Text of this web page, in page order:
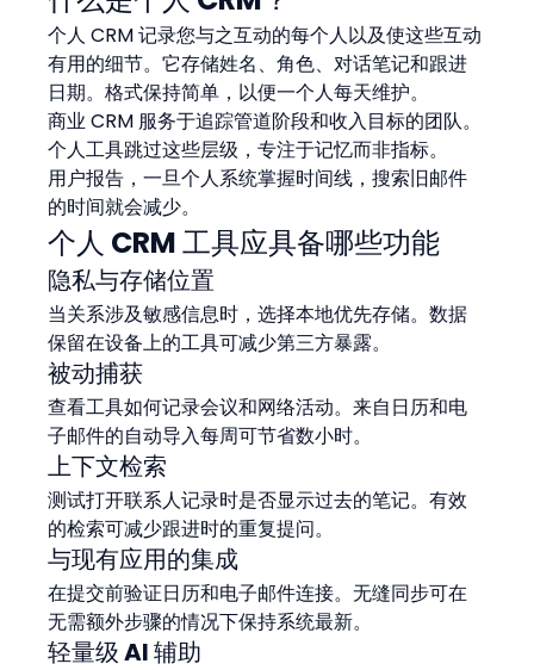
个人 CRM 记录您与之互动的每个人以及使这些互动
有用的细节。它存储姓名、角色、对话笔记和跟进
日期。格式保持简单，以便一个人每天维护。
商业 CRM 服务于追踪管道阶段和收入目标的团队。
个人工具跳过这些层级，专注于记忆而非指标。
用户报告，一旦个人系统掌握时间线，搜索旧邮件
的时间就会减少。
个人 CRM 工具应具备哪些功能
隐私与存储位置
当关系涉及敏感信息时，选择本地优先存储。数据
保留在设备上的工具可减少第三方暴露。
被动捕获
查看工具如何记录会议和网络活动。来自日历和电
子邮件的自动导入每周可节省数小时。
上下文检索
测试打开联系人记录时是否显示过去的笔记。有效
的检索可减少跟进时的重复提问。
与现有应用的集成
在提交前验证日历和电子邮件连接。无缝同步可在
无需额外步骤的情况下保持系统最新。
轻量级 AI 辅助